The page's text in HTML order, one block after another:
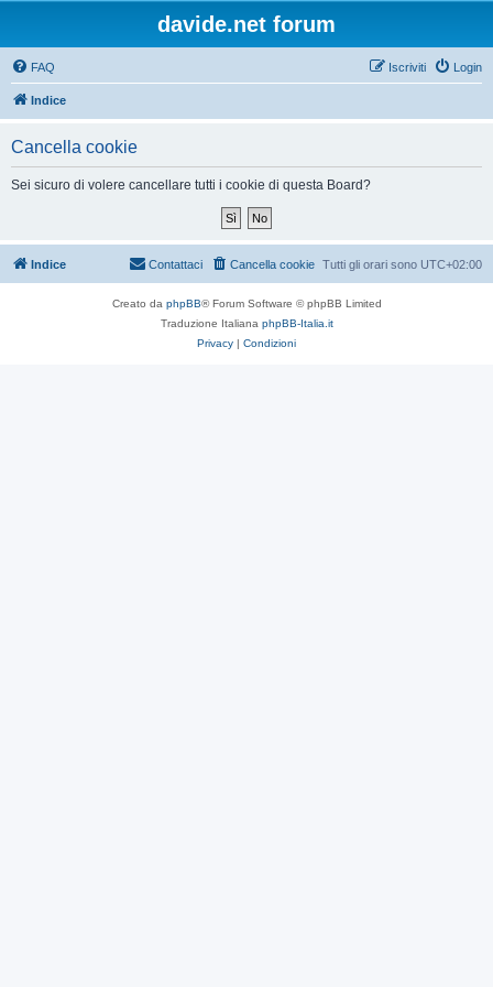
davide.net forum
FAQ Login
Iscriviti
Indice
Cancella cookie
Sei sicuro di volere cancellare tutti i cookie di questa Board?
Indice Tutti gli orari sono UTC+02:00
Cancella cookie
Contattaci
Creato da phpBB® Forum Software © phpBB Limited
Traduzione Italiana phpBB-Italia.it
Privacy | Condizioni